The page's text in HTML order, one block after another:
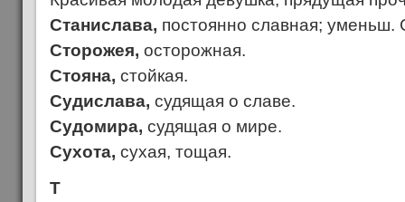
Станислава, постоянно славная; уменьш.
Сторожея, осторожная.
Стояна, стойкая.
Судислава, судящая о славе.
Судомира, судящая о мире.
Сухота, сухая, тощая.
Т